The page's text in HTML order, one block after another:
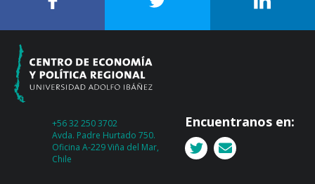
+56 32 250 3702
Avda. Padre Hurtado 750.
Oficina A-229 Viña del Mar,
Chile
Encuentranos en: